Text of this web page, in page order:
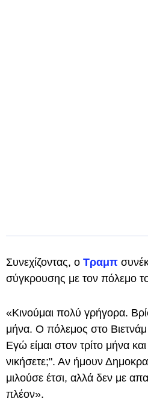
Συνεχίζοντας, ο Τραμπ
σύγκρουσης με τον πόλεμο
«Κινούμαι πολύ γρήγορα.
μήνα. Ο πόλεμος στο
Εγώ είμαι στον τρίτο μήνα
νικήσετε;". Αν ήμουν
μιλούσε έτσι, αλλά δεν με
πλέον».